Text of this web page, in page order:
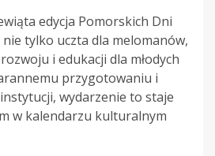
edycja Pomorskich Dni
tylko uczta dla melomanów,
i edukacji dla młodych
przygotowaniu i
wydarzenie to staje
w kalendarzu kulturalnym